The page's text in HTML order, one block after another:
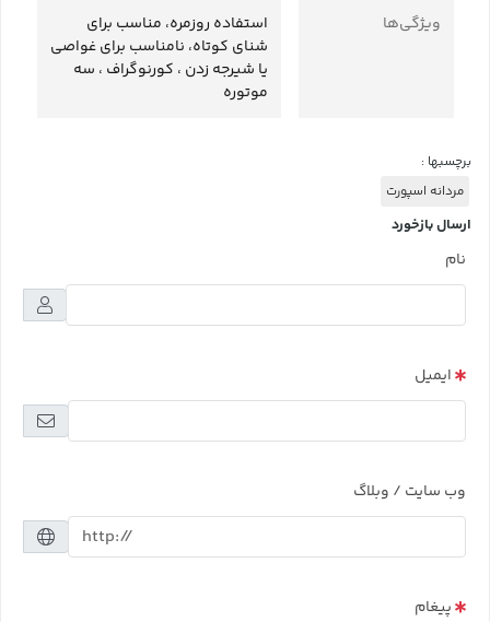
ویژگی‌ها
استفاده روزمره، مناسب برای
شنای کوتاه، نامناسب برای غواصی
یا شیرجه زدن ، کورنوگراف ، سه
موتوره
برچسبها :
مردانه اسپورت
ارسال بازخورد
نام
ایمیل
وب سایت / وبلاگ
پیغام